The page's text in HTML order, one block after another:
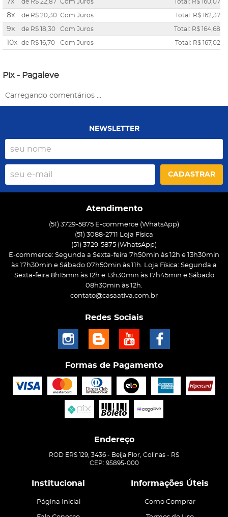
7x de R$ 22,87 Com Juros Total: R$ 160,07
8x de R$ 20,30 Com Juros Total: R$ 162,37
9x de R$ 18,30 Com Juros Total: R$ 164,68
10x de R$ 16,70 Com Juros Total: R$ 167,02
Pix - Pagaleve
Carregando comentários ...
NEWSLETTER
CADASTRAR
Atendimento
(51) 3729-5875 E-commerce (WhatsApp)
(51) 3088-2711 Loja Física
(51) 3729-5875 (WhatsApp)
E-commerce: Segunda a Sexta-feira 7h50min às 12h e 13h30min
às 17h30min e Sábado 07h50min às 11h. Loja Física: Segunda a
Sexta-feira 8h15min às 12h e 13h30min às 17h45min e Sábado
08h30min às 12h.
contato@casaativa.com.br
Redes Sociais
Formas de Pagamento
Endereço
ROD ERS 129, 3436 - Beija Flor, Colinas - RS
CEP: 95895-000
Institucional
Página Inicial
Informações Úteis
Como Comprar